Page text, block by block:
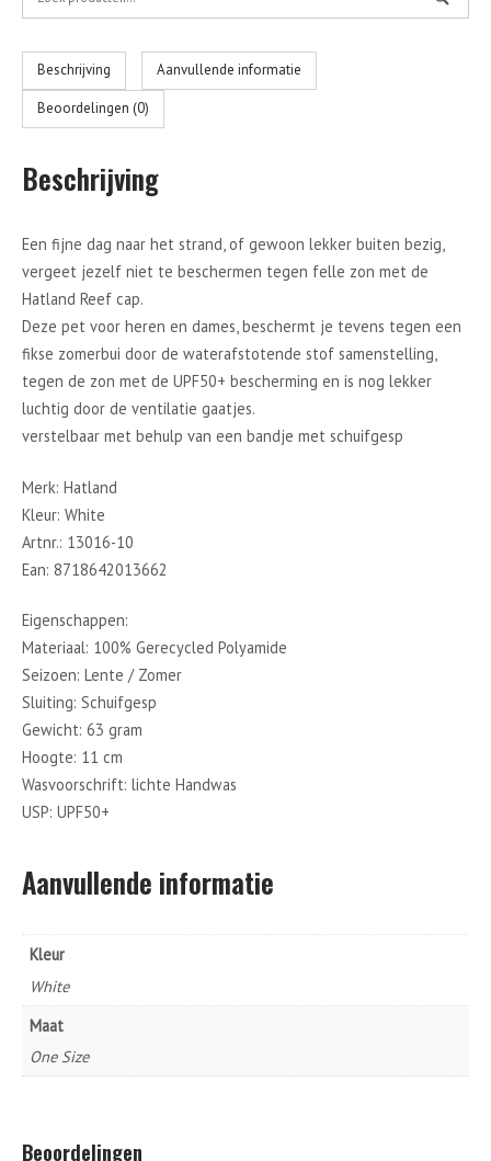
naar:
Beschrijving Aanvullende informatie
Beoordelingen (0)
Beschrijving
Een fijne dag naar het strand, of gewoon lekker buiten bezig,
vergeet jezelf niet te beschermen tegen felle zon met de
Hatland Reef cap.
Deze pet voor heren en dames, beschermt je tevens tegen een
fikse zomerbui door de waterafstotende stof samenstelling,
tegen de zon met de UPF50+ bescherming en is nog lekker
luchtig door de ventilatie gaatjes.
verstelbaar met behulp van een bandje met schuifgesp
Merk: Hatland
Kleur: White
Artnr.: 13016-10
Ean: 8718642013662
Eigenschappen:
Materiaal: 100% Gerecycled Polyamide
Seizoen: Lente / Zomer
Sluiting: Schuifgesp
Gewicht: 63 gram
Hoogte: 11 cm
Wasvoorschrift: lichte Handwas
USP: UPF50+
Aanvullende informatie
Kleur
White
Maat
One Size
Beoordelingen